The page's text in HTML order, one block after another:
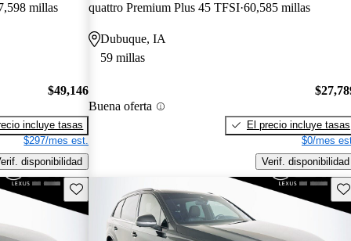
millas
$49,146
incluye tasas
$297/mes est.
disponibilidad
quattro Premium Plus 45 TFSI 60,585 millas
Dubuque, IA
59 millas
Buena oferta
El precio incluye tasas
$0/mes
Verif. disponibilidad
Guarda este Aviso